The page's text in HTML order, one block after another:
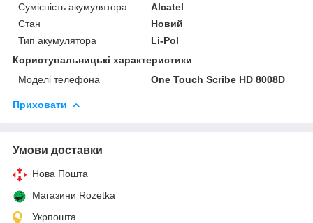
Сумісність акумулятора
Alcatel
Стан
Новий
Тип акумулятора
Li-Pol
Користувальницькі характеристики
Моделі телефона
One Touch Scribe HD 8008D
Приховати
Умови доставки
Нова Пошта
Магазини Rozetka
Укрпошта